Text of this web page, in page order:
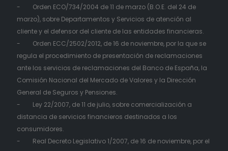
- Orden ECO/734/2004 de 11 de marzo (B.O.E. del 24 de
marzo), sobre Departamentos y Servicios de atención al
cliente y el defensor del cliente de las entidades financieras.
- Orden ECC/2502/2012, de 16 de noviembre, por la que se
regula el procedimiento de presentación de reclamaciones
ante los servicios de reclamaciones del Banco de España, la
Comisión Nacional del Mercado de Valores y la Dirección
General de Seguros y Pensiones.
- Ley 22/2007, de 11 de julio, sobre comercialización a
distancia de servicios financieros destinados a los
consumidores.
- Real Decreto Legislativo 1/2007, de 16 de noviembre, por el